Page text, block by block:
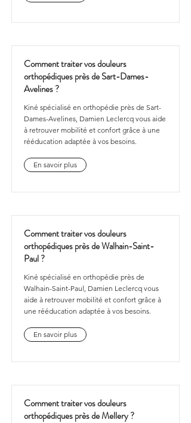
Comment traiter vos douleurs
orthopédiques près de Sart-Dames-
Avelines ?
Kiné spécialisé en orthopédie près de Sart-
Dames-Avelines, Damien Leclercq vous aide
à retrouver mobilité et confort grâce à une
rééducation adaptée à vos besoins.
En savoir plus
Comment traiter vos douleurs
orthopédiques près de Walhain-Saint-
Paul ?
Kiné spécialisé en orthopédie près de
Walhain-Saint-Paul, Damien Leclercq vous
aide à retrouver mobilité et confort grâce à
une rééducation adaptée à vos besoins.
En savoir plus
Comment traiter vos douleurs
orthopédiques près de Mellery ?